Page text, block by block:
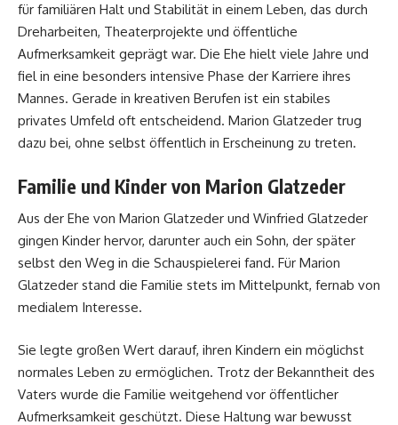
für familiären Halt und Stabilität in einem Leben, das durch
Dreharbeiten, Theaterprojekte und öffentliche
Aufmerksamkeit geprägt war. Die Ehe hielt viele Jahre und
fiel in eine besonders intensive Phase der Karriere ihres
Mannes. Gerade in kreativen Berufen ist ein stabiles
privates Umfeld oft entscheidend. Marion Glatzeder trug
dazu bei, ohne selbst öffentlich in Erscheinung zu treten.
Familie und Kinder von Marion Glatzeder
Aus der Ehe von Marion Glatzeder und Winfried Glatzeder
gingen Kinder hervor, darunter auch ein Sohn, der später
selbst den Weg in die Schauspielerei fand. Für Marion
Glatzeder stand die Familie stets im Mittelpunkt, fernab von
medialem Interesse.
Sie legte großen Wert darauf, ihren Kindern ein möglichst
normales Leben zu ermöglichen. Trotz der Bekanntheit des
Vaters wurde die Familie weitgehend vor öffentlicher
Aufmerksamkeit geschützt. Diese Haltung war bewusst